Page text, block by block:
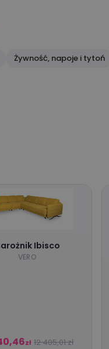
Żywność, napoje i tytoń
Ibisco
VERO
zł 12 405,01 zł